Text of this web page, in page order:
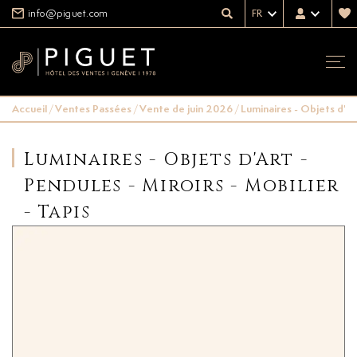
info@piguet.com FR
Accueil/Ventes Passées/Vente de juin 2026/Luminaires - Objets
Luminaires - Objets d'Art -
Pendules - Miroirs - Mobilier
- Tapis